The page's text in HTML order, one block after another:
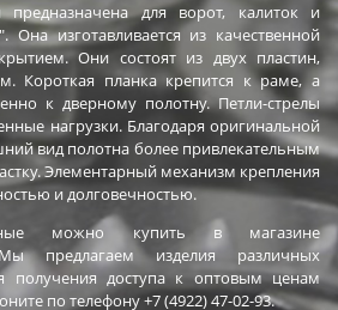
предназначена для ворот, калиток и
Она изготавливается из качественной
Они состоят из двух пластин,
Короткая планка крепится к раме, а
к дверному полотну. Петли-стрелы
нагрузки. Благодаря оригинальной
вид полотна более привлекательным
Элементарный механизм крепления
и долговечностью.
можно купить в магазине
Мы предлагаем изделия различных
доступа к оптовым ценам
по телефону +7 (4922) 47-02-93.